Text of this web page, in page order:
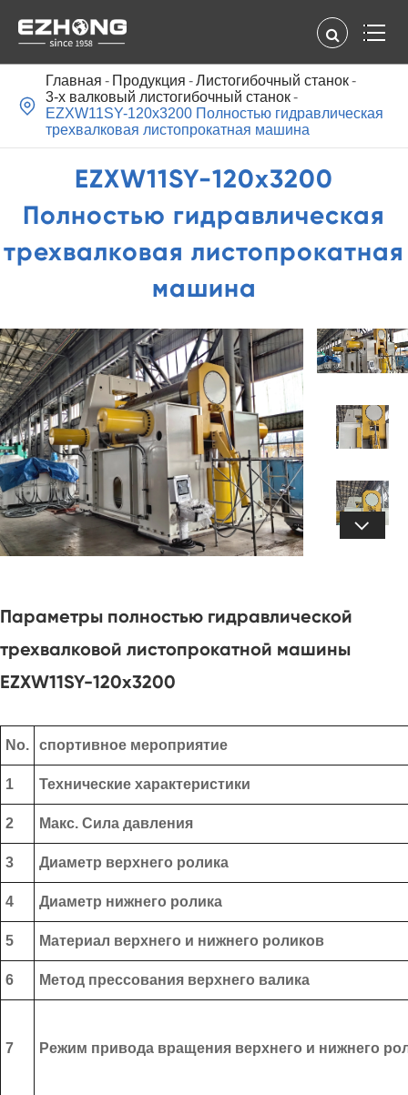

Главная Продукция
Листогибочный станок
3-х валковый листогибочный станок
EZXW11SY-120x3200 Полностью гидравлическая
трехвалковая листопрокатная машина
EZXW11SY-120x3200
Полностью гидравлическая
трехвалковая листопрокатная
машина

Параметры полностью гидравлической
трехвалковой листопрокатной машины
EZXW11SY-120x3200
No. спортивное мероприятие
1 Технические характеристики
2 Макс. Сила давления
3 Диаметр верхнего ролика
4 Диаметр нижнего ролика
5 Материал верхнего и нижнего роликов
6 Метод прессования верхнего валика
7 Режим привода вращения верхнего и нижнего